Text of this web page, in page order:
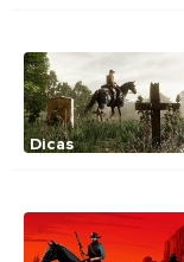
Dicas